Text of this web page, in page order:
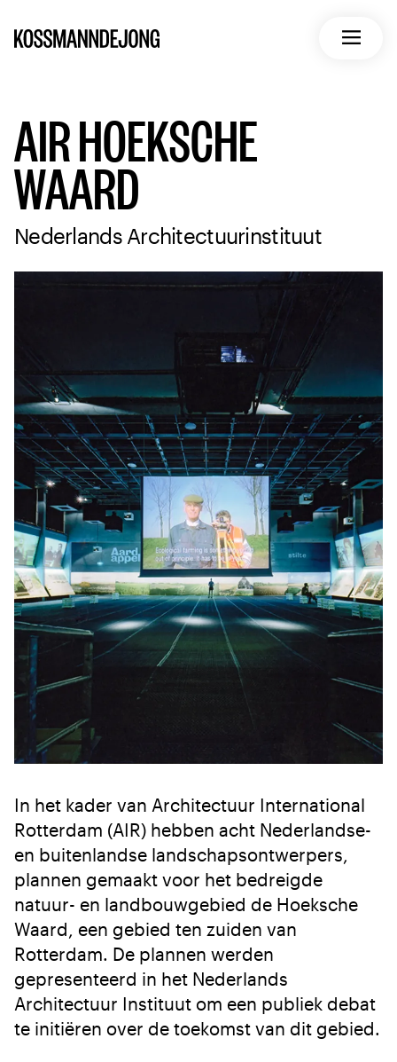
Home Open
AIR HOEKSCHE
WAARD
Nederlands Architectuurinstituut
In het kader van Architectuur International
Rotterdam (AIR) hebben acht Nederlandse-
en buitenlandse landschapsontwerpers,
plannen gemaakt voor het bedreigde
natuur- en landbouwgebied de Hoeksche
Waard, een gebied ten zuiden van
Rotterdam. De plannen werden
gepresenteerd in het Nederlands
Architectuur Instituut om een publiek debat
te initiëren over de toekomst van dit gebied.